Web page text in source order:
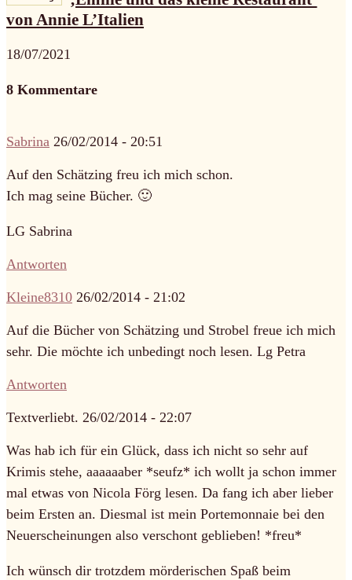
von Annie L’Italien
18/07/2021
8 Kommentare
Sabrina 26/02/2014 - 20:51
Auf den Schätzing freu ich mich schon.
Ich mag seine Bücher. 🙂
LG Sabrina
Antworten
Kleine8310 26/02/2014 - 21:02
Auf die Bücher von Schätzing und Strobel freue ich mich
sehr. Die möchte ich unbedingt noch lesen. Lg Petra
Antworten
Textverliebt. 26/02/2014 - 22:07
Was hab ich für ein Glück, dass ich nicht so sehr auf
Krimis stehe, aaaaaaber *seufz* ich wollt ja schon immer
mal etwas von Nicola Förg lesen. Da fang ich aber lieber
beim Ersten an. Diesmal ist mein Portemonnaie bei den
Neuerscheinungen also verschont geblieben! *freu*
Ich wünsch dir trotzdem mörderischen Spaß beim